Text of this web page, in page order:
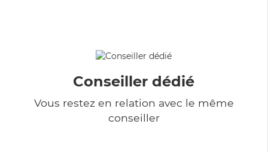
Conseiller dédié
Vous restez en relation avec le même
conseiller